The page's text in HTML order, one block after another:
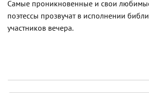
Самые проникновенные и свои
поэтессы прозвучат в исполнении
участников вечера.